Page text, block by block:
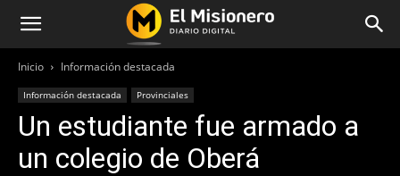
Inicio Información destacada
Información destacada Provinciales
Un estudiante fue armado a
un colegio de Oberá